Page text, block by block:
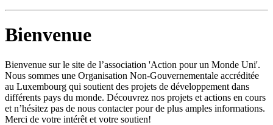
Bienvenue
Bienvenue sur le site de l’association 'Action pour un Monde Uni'.
Nous sommes une Organisation Non-Gouvernementale accréditée
au Luxembourg qui soutient des projets de développement dans
différents pays du monde. Découvrez nos projets et actions en cours
et n’hésitez pas de nous contacter pour de plus amples informations.
Merci de votre intérêt et votre soutien!